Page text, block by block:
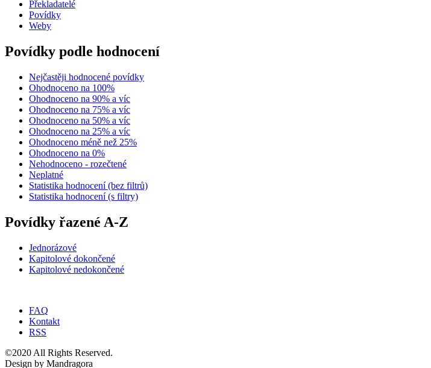
Překladatelé
Povídky
Weby
Povídky podle hodnocení
Nejčastěji hodnocené povídky
Ohodnoceno na 100%
Ohodnoceno na 90% a víc
Ohodnoceno na 75% a víc
Ohodnoceno na 50% a víc
Ohodnoceno na 25% a víc
Ohodnoceno méně než 25%
Ohodnoceno na 0%
Nehodnoceno - rozečtené
Neplatné
Statistika hodnocení (bez filtrů)
Statistika hodnocení (s filtry)
Povídky řazené A-Z
Jednorázové
Kapitolové dokončené
Kapitolové nedokončené
FAQ
Kontakt
RSS
©2020 All Rights Reserved.
Design by Mandragora